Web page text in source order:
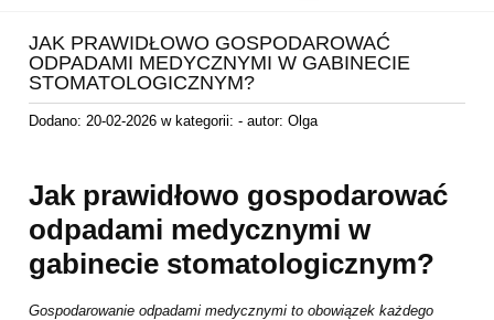
JAK PRAWIDŁOWO GOSPODAROWAĆ
ODPADAMI MEDYCZNYMI W GABINECIE
STOMATOLOGICZNYM?
Dodano: 20-02-2026 w kategorii: - autor: Olga
Jak prawidłowo gospodarować
odpadami medycznymi w
gabinecie stomatologicznym?
Gospodarowanie odpadami medycznymi to obowiązek każdego